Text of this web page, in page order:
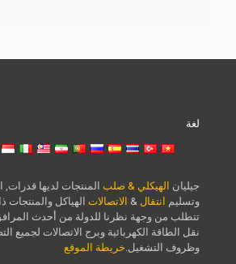
لغة
جيليان الهيكلي & صلب المنتجات لديها قدرات,
وتسليم انتقال & الاتصالات الهياكل والمنتجات
تتطلب من وجهة نظرنا للدولة من أحدث
نقل الطاقة الكهربائية وبرج الاتصالات لجميع
وظروف التشغيل.خريطة الموقع